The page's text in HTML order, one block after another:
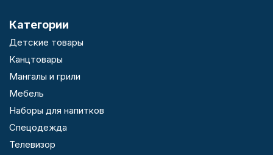
Категории
Детские товары
Канцтовары
Мангалы и грили
Мебель
Наборы для напитков
Спецодежда
Телевизор